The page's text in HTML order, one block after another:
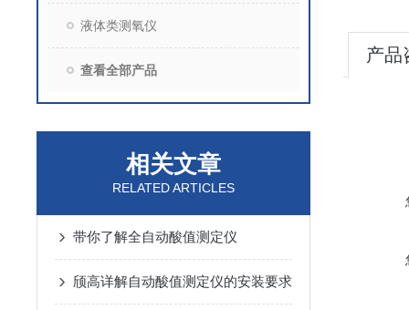
液体类测氧仪
查看全部产品
相关文章
RELATED ARTICLES
带你了解全自动酸值测定仪
颀高详解自动酸值测定仪的安装要求
产品